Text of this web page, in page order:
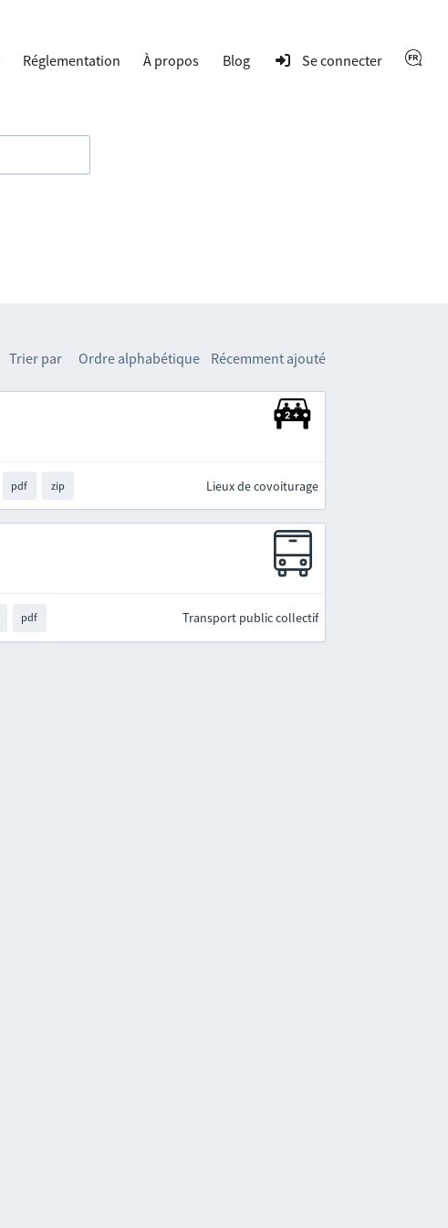
Réglementation À propos Blog Se connecter
Trier par Ordre alphabétique Récemment ajouté
pdf zip Lieux de covoiturage
pdf Transport public collectif